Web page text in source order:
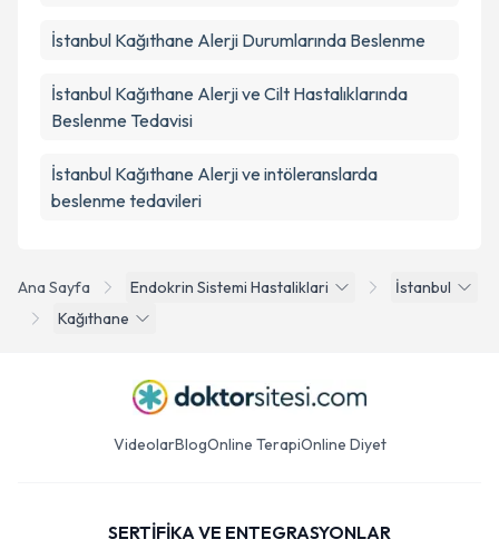
Ana Sayfa Endokrin Sistemi Hastaliklari
İstanbul
Kağıthane
İstanbul Kağıthane Alerji Durumlarında Beslenme
İstanbul Kağıthane Alerji ve Cilt Hastalıklarında
Beslenme Tedavisi
İstanbul Kağıthane Alerji ve intöleranslarda
beslenme tedavileri
VideolarBlogOnline TerapiOnline Diyet
SERTİFİKA VE ENTEGRASYONLAR